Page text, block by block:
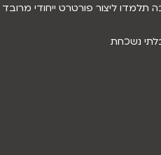
תלמדו ליצור פורטרט ייחודי
נשכחת